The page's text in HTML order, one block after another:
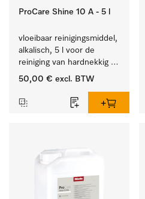
ProCare Shine 10 A - 5 l
vloeibaar reinigingsmiddel,
alkalisch, 5 l voor de
reiniging van hardnekkig
vuil op serviesgoed,
50,00 € excl. BTW